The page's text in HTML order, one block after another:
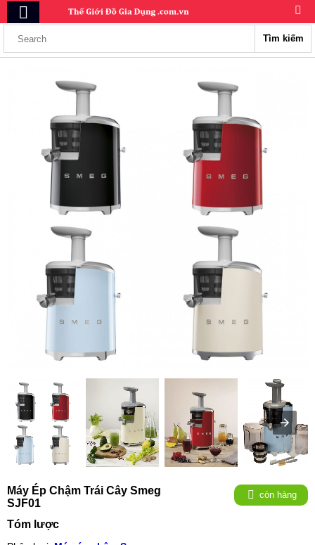
Tìm kiếm
Máy Ép Chậm Trái Cây Smeg
SJF01
còn hàng
Tóm lược